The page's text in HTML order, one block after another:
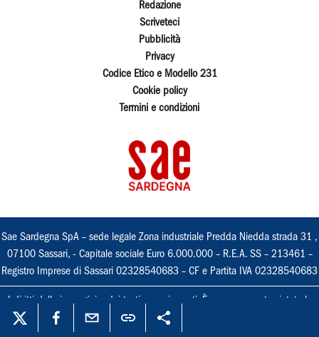
Redazione
Scriveteci
Pubblicità
Privacy
Codice Etico e Modello 231
Cookie policy
Termini e condizioni
Sae Sardegna SpA – sede legale Zona industriale Predda Niedda strada 31 ,
07100 Sassari, - Capitale sociale Euro 6.000.000 – R.E.A. SS – 213461 –
Registro Imprese di Sassari 02328540683 – CF e Partita IVA 02328540683
I diritti delle immagini e dei testi sono riservati. È espressamente vietata la
loro riproduzione con qualsiasi mezzo e l'adattamento totale o parziale.